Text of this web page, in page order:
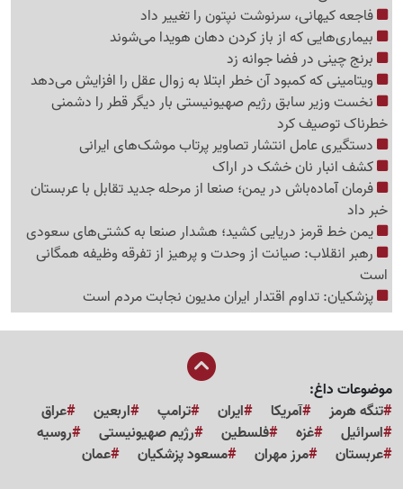
فاجعه کیهانی، سرنوشت نپتون را تغییر داد
بیماری‌هایی که از باز کردن دهان هویدا می‌شوند
برنج چینی در فضا جوانه زد
ویتامینی که کمبود آن خطر ابتلا به زوال عقل را افزایش می‌دهد
نخست وزیر سابق رژیم صهیونیستی بار دیگر قطر را دشمنی
خطرناک توصیف کرد
دستگیری عامل انتشار تصاویر پرتاب موشک‌های ایرانی
کشف انبار نان خشک در اراک
فرمان آماده‌باش در یمن؛ صنعا از مرحله جدید تقابل با عربستان
خبر داد
یمن خط قرمز دریایی کشید؛ هشدار صنعا به کشتی‌های سعودی
رهبر انقلاب: صیانت از وحدت و پرهیز از تفرقه وظیفه همگانی
است
پزشکیان: تداوم اقتدار ایران مدیون نجابت مردم است
موضوعات داغ:
تنگه هرمز
آمریکا ایران ترامپ اربعین
عراق
اسرائیل
غزه فلسطین رژیم صهیونیستی
روسیه
عربستان
مرز مهران مسعود پزشکیان عمان